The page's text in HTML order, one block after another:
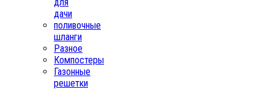
дачи
поливочные
шланги
Разное
Компостеры
Газонные
решетки